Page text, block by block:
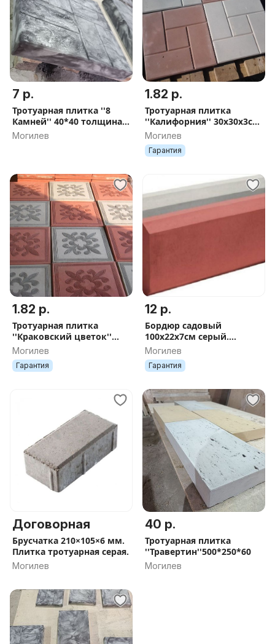
7 р.
Тротуарная плитка ''8
Камней'' 40*40 толщина
5см
Могилев
1.82 р.
Тротуарная плитка
''Калифорния'' 30х30х3см.
серая. Рассрочка без %.
Могилев
Гарантия
1.82 р.
Тротуарная плитка
''Краковский цветок''
30х30х3см. серая.
Рассрочка без %.
Могилев
Гарантия
12 р.
Бордюр садовый
100х22х7см серый.
Рассрочка без %.
Могилев
Гарантия
Договорная
Брусчатка 210×105×6 мм.
Плитка тротуарная серая.
Могилев
40 р.
Тротуарная плитка
''Травертин''500*250*60
Могилев